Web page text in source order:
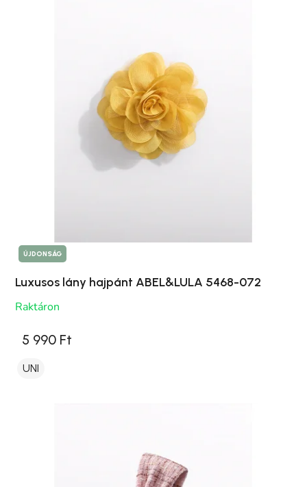
ÚJDONSÁG
Luxusos lány hajpánt ABEL&LULA 5468-072
Raktáron
5 990 Ft
UNI